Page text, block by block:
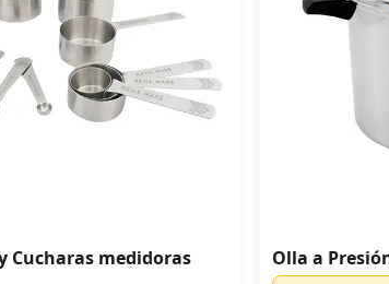
Cucharas medidoras Olla a